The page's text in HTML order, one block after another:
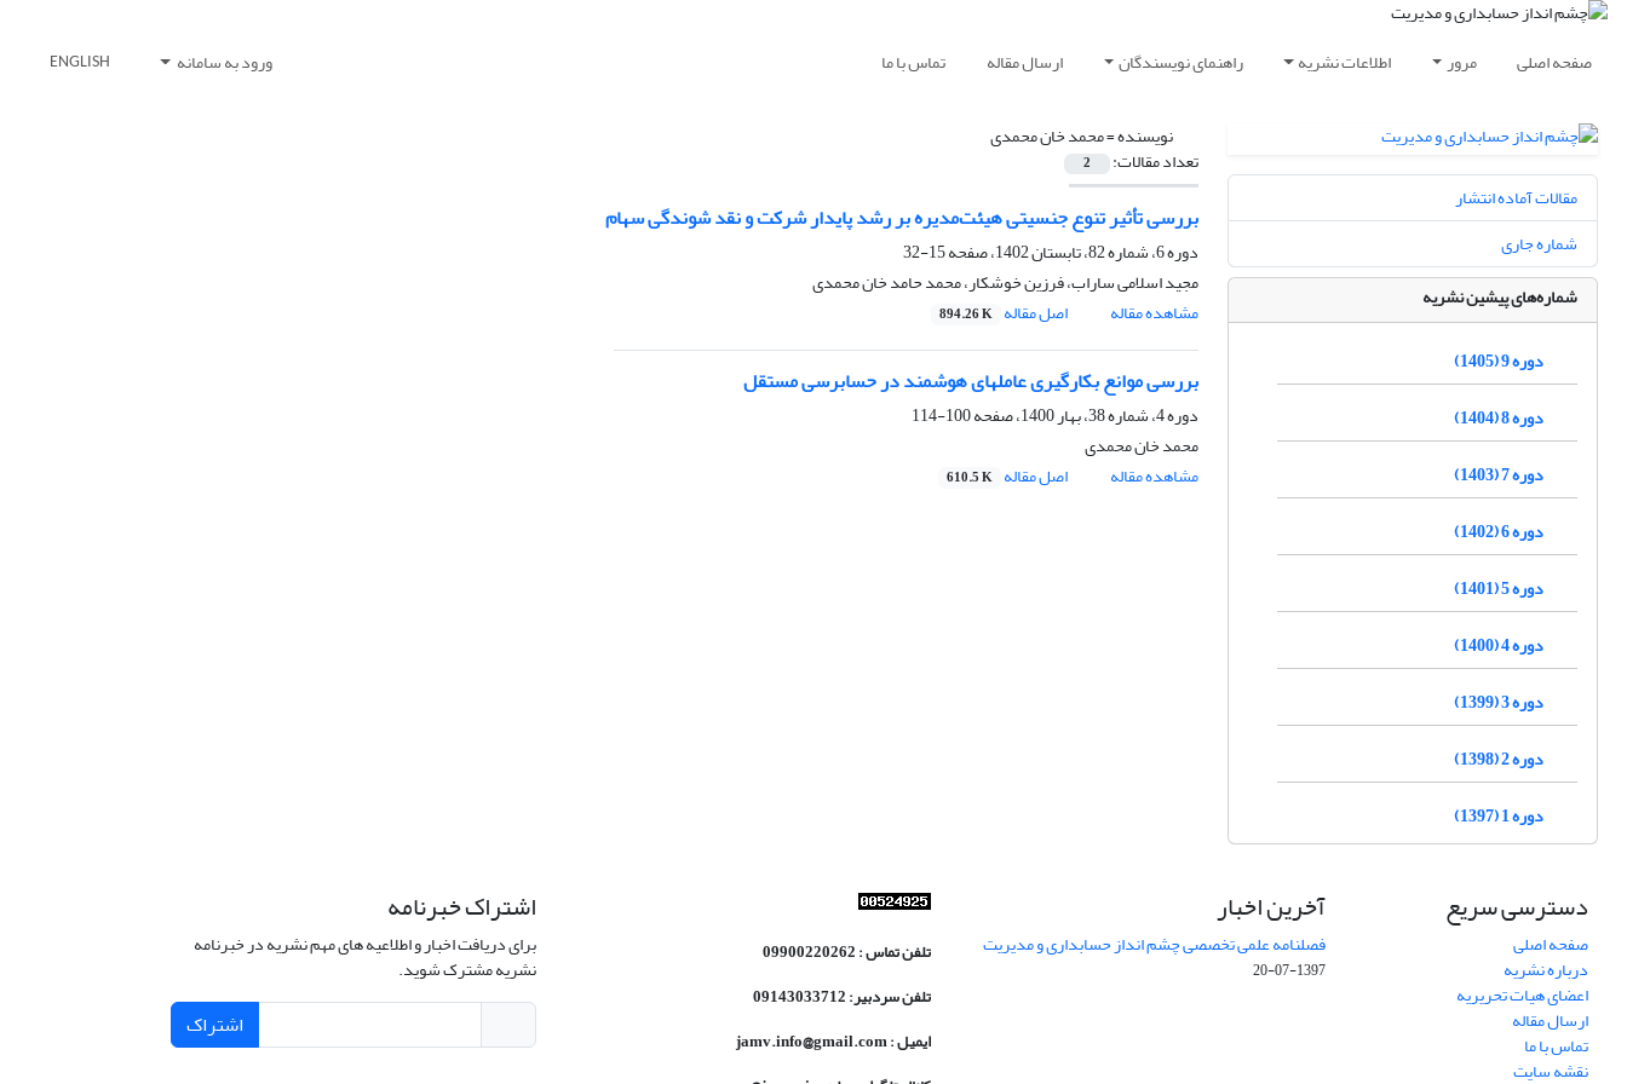
صفحه اصلی مرور اطلاعات نشریه راهنمای نویسندگان ارسال مقاله تماس با ما ورود به سامانه ENGLISH
نویسنده =محمد خان محمدی
تعداد مقالات: 2
بررسی تأثیر تنوع جنسیتی هیئت‌مدیره بر رشد پایدار شرکت و نقد شوندگی سهام
دوره 6، شماره 82، تابستان 1402، صفحه
15-32
مجید اسلامی ساراب، فرزین خوشکار، محمد حامد خان محمدی
مشاهده مقاله
اصل مقاله 894.26 K
بررسی موانع بکارگیری عاملهای هوشمند در حسابرسی مستقل
دوره 4، شماره 38، بهار 1400، صفحه
100-114
محمد خان محمدی
مشاهده مقاله
اصل مقاله 610.5 K
مقالات آماده انتشار
شماره جاری
شماره‌های پیشین نشریه
دوره 9 (1405)
دوره 8 (1404)
دوره 7 (1403)
دوره 6 (1402)
دوره 5 (1401)
دوره 4 (1400)
دوره 3 (1399)
دوره 2 (1398)
دوره 1 (1397)
دسترسی سریع
صفحه اصلی
درباره نشریه
اعضای هیات تحریریه
ارسال مقاله
تماس با ما
نقشه سایت
آخرین اخبار
فصلنامه علمی تخصصی چشم انداز حسابداری و مدیریت
1397-07-20
تلفن تماس : 09900220262
تلفن سردبیر: 09143033712
ایمیل : jamv.info@gmail.com
اشتراک خبرنامه
برای دریافت اخبار و اطلاعیه های مهم نشریه در خبرنامه
نشریه مشترک شوید.
اشتراک